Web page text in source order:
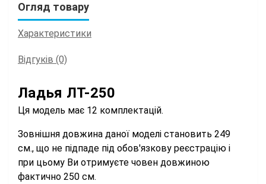
Огляд товару
Характеристики
Відгуків (0)
Ладья ЛТ-250
Ця модель має 12 комплектацій.
Зовнішня довжина даної моделі становить 249
см., що не підпаде під обов'язкову реєстрацію і
при цьому Ви отримуєте човен довжиною
фактично 250 см.